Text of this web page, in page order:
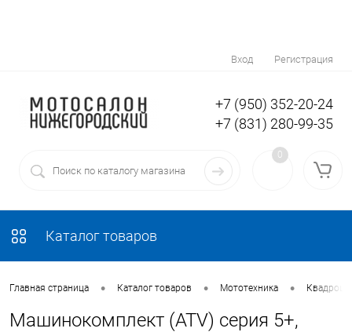
Вход Регистрация
+7 (950) 352-20-24
+7 (831) 280-99-35
0
Каталог товаров
Главная страница • Каталог товаров • Мототехника •
Машинокомплект (ATV) серия 5+,